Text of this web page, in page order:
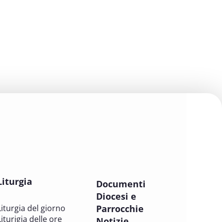
8 OTTOBRE 2025
Incontro online dei Direttori
diocesani, Incaricati regionali e
Assistenti spirituali
del giorno
delle ore
Documenti
Diocesi e
Parrocchie